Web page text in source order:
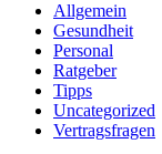
Allgemein
Gesundheit
Personal
Ratgeber
Tipps
Uncategorized
Vertragsfragen